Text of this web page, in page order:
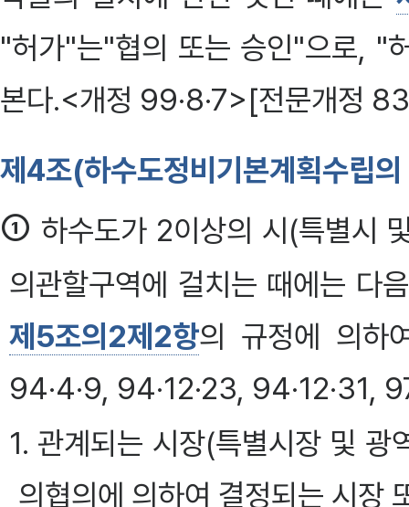
"허가"는"협의 또는 승인"으로, "
본다.<개정 99·8·7>[전문개정
제4조(하수도정비기본계획수립
① 하수도가 2이상의 시(특별시
의관할구역에 걸치는 때에는 다
제5조의2제2항의 규정에 의하
94·4·9, 94·12·23, 94·12·31,
1. 관계되는 시장(특별시장 및
의협의에 의하여 결정되는 시장